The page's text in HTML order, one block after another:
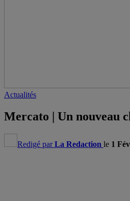
Actualités
Mercato | Un nouveau
Redigé par La Redaction le 1